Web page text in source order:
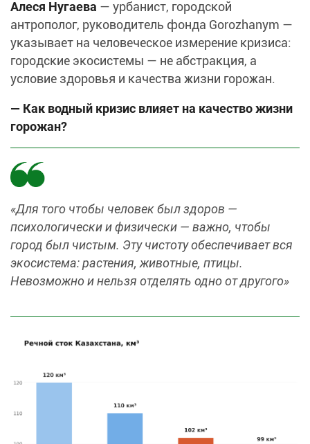
Алеся Нугаева — урбанист, городской
антрополог, руководитель фонда Gorozhanym —
указывает на человеческое измерение кризиса:
городские экосистемы — не абстракция, а
условие здоровья и качества жизни горожан.
— Как водный кризис влияет на качество жизни
горожан?
«Для того чтобы человек был здоров —
психологически и физически — важно, чтобы
город был чистым. Эту чистоту обеспечивает вся
экосистема: растения, животные, птицы.
Невозможно и нельзя отделять одно от другого»